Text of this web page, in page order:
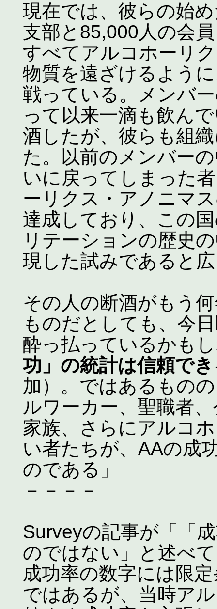
現在では、彼らの始
支部と85,000人の会
すべてアルコホーリ
物質を遠ざけるよう
戦っている。メンバ
って以来一滴も飲ん
酒したが、彼らも組
た。以前のメンバー
いに戻ってしまった
ーリクス・アノニマ
達成しており、この
リテーションの歴史
現した試みであると
その人の断酒がもう
ものだとしても、今
酔っ払っているかも
功」の統計は信頼で
加）。ではあるもの
ルワーカー、聖職者
家族、さらにアルコ
い者たちが、AAの成
のである」
－－－－
Surveyの記事が「「
のではない」と述べ
成功率の数字には限
ではあるが、当時ア